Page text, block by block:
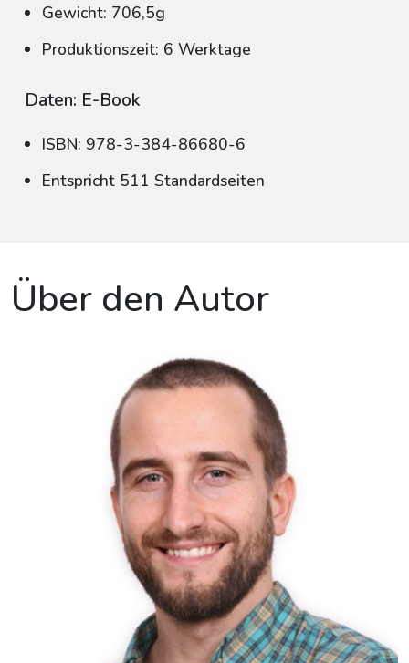
Gewicht: 706,5g
Produktionszeit: 6 Werktage
Daten: E-Book
ISBN: 978-3-384-86680-6
Entspricht 511 Standardseiten
Über den Autor